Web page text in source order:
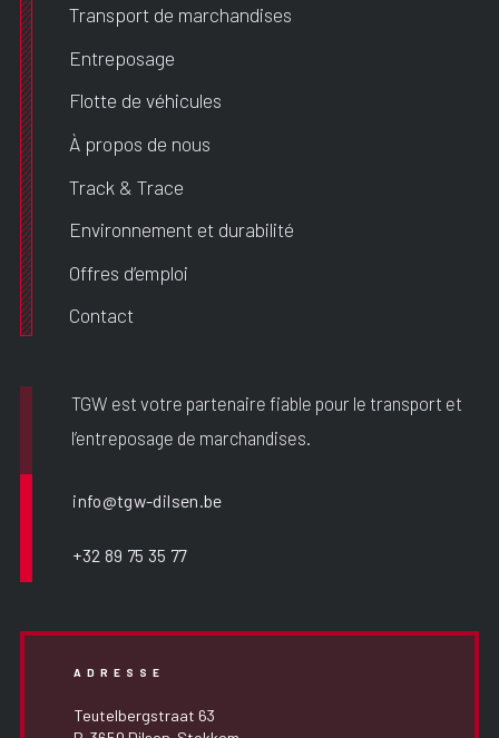
Transport de marchandises
Entreposage
Flotte de véhicules
À propos de nous
Track & Trace
Environnement et durabilité
Offres d’emploi
Contact
TGW est votre partenaire fiable pour le transport et
l’entreposage de marchandises.
info@tgw-dilsen.be
+32 89 75 35 77
ADRESSE
Teutelbergstraat 63